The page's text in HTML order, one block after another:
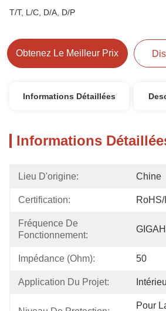
T/T, L/C, D/A, D/P
Obtenez Le Meilleur Prix
Informations Détaillées
Informations
Lieu D'origine: Chine
Certification:
Fréquence De
Fonctionnement:
Impédance (Ohm): 50
Application Du Projet:
Pour